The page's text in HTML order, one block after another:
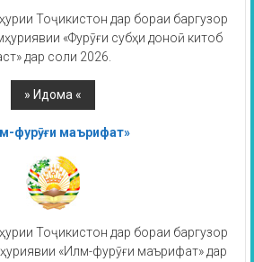
Тоҷикистон дар бораи баргузор
«Фурӯғи субҳи доноӣ китоб
дар соли 2026.
фурӯғи маърифат»
Тоҷикистон дар бораи баргузор
«Илм-фурӯғи маърифат» дар